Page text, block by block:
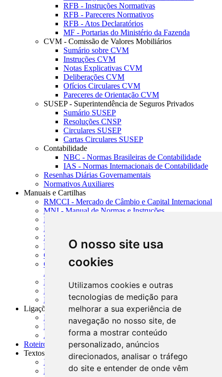
O nosso site usa
cookies
Utilizamos cookies e outras
tecnologias de medição para
melhorar a sua experiência de
navegação no nosso site, de
forma a mostrar conteúdo
personalizado, anúncios
direcionados, analisar o tráfego
do site e entender de onde vêm
RFB - Instruções Normativas
RFB - Pareceres Normativos
RFB - Atos Declaratórios
MF - Portarias do Ministério da Fazenda
CVM - Comissão de Valores Mobiliários
Sumário sobre CVM
Instruções CVM
Notas Explicativas CVM
Deliberações CVM
Ofícios Circulares CVM
Pareceres de Orientação CVM
SUSEP - Superintendência de Seguros Privados
Sumário SUSEP
Resoluções CNSP
Circulares SUSEP
Cartas Circulares SUSEP
Contabilidade
NBC - Normas Brasileiras de Contabilidade
IAS - Normas Internacionais de Contabilidade
Resenhas Diárias Governamentais
Normativos Auxiliares
Manuais e Cartilhas
RMCCI - Mercado de Câmbio e Capital Internacional
MNI - Manual de Normas e Instruções
MTVM - Manual de Títulos e Valores Mobiliários
MCR - Manual de Crédito Rural
SISORF - Manual de Organização do SFN
MASUP - Manual de Supervisão Bancária
CADOC - Catálogo de Documentos
CNAE-CONCLA - Classificação Nacional de
Atividades Econômicas
PMF - Cartilhas do BCB
Manuais Auxiliares do BCB e Cosif-e
Resenhas Diárias Governamentais
Ligações Externas
Links Úteis
Presidência da República
Agências Nacionais Reguladoras
Roteiros para Estudos
Textos
Índice de Textos
Editorial